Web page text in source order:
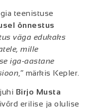
teenistuse
õnnestus
väga edukaks
mille
iga-aastane
,“ märkis Kepler.
Birjo Musta
erilise ja olulise